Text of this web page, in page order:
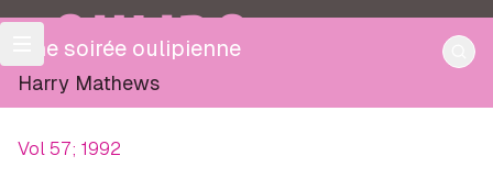
OULIPO
Une soirée oulipienne
Harry Mathews
Vol 57; 1992